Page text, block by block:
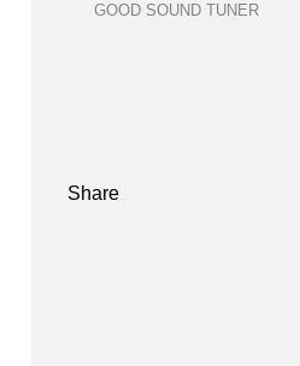
GOOD SOUND TUNER
Share